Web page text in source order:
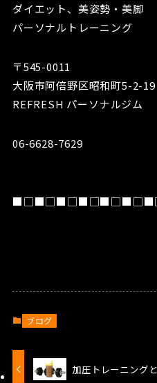
ダイエット、美姿勢・美脚
パーソナルトレーニング
〒545-0011
大阪市阿倍野区昭和町5-2-19
REFRESH パーソナルジム
06-6628-7629
ブログ
加圧トレーニング